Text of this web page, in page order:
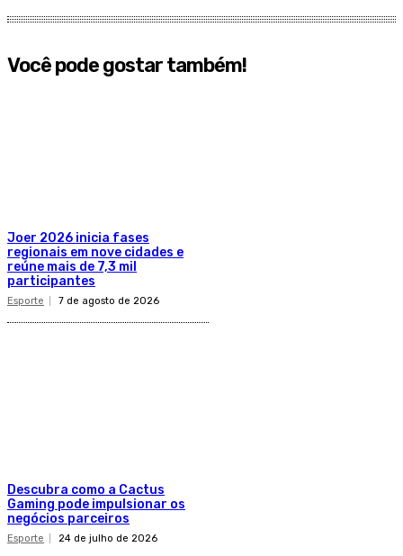
Você pode gostar também!
Joer 2026 inicia fases
regionais em nove cidades e
reúne mais de 7,3 mil
participantes
Esporte 7 de agosto de 2026
Descubra como a Cactus
Gaming pode impulsionar os
negócios parceiros
Esporte 24 de julho de 2026